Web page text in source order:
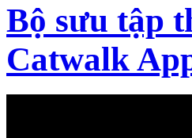
Bộ sưu tập
Catwalk